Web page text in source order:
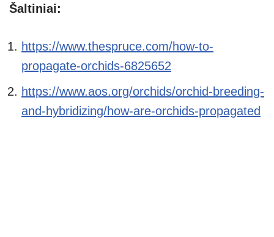
Šaltiniai:
https://www.thespruce.com/how-to-
propagate-orchids-6825652
https://www.aos.org/orchids/orchid-breeding-
and-hybridizing/how-are-orchids-propagated